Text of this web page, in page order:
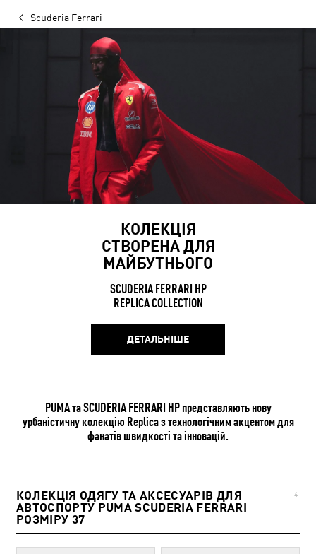
Scuderia Ferrari
КОЛЕКЦІЯ
СТВОРЕНА ДЛЯ
МАЙБУТНЬОГО
SCUDERIA FERRARI HP
REPLICA COLLECTION
ДЕТАЛЬНІШЕ
PUMA та SCUDERIA FERRARI HP представляють нову
урбаністичну колекцію Replica з технологічним акцентом для
фанатів швидкості та інновацій.
КОЛЕКЦІЯ ОДЯГУ ТА АКСЕСУАРІВ ДЛЯ
АВТОСПОРТУ PUMA SCUDERIA FERRARI
РОЗМІРУ 37
4